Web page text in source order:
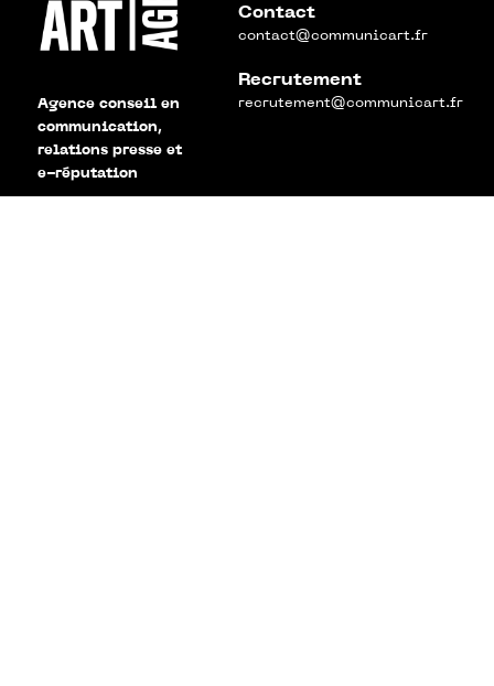
Agence conseil en
communication,
relations presse et
e-réputation
Contact
contact@communicart.fr
Recrutement
recrutement@communicart.fr